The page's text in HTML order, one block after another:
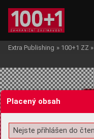
Žádost o souhlas s
Extra Publishing » 100+1 ZZ »
Placený obsah
Nejste přihlášen do